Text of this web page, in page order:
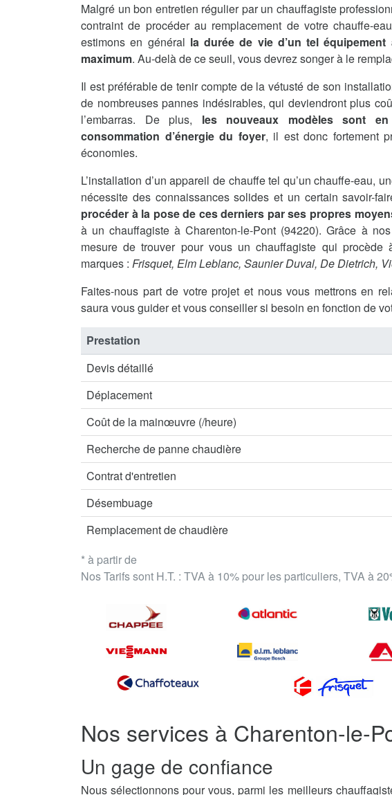
Malgré un bon entretien régulier par un chauffagiste
contraint de procéder au remplacement de votre chauffe-
estimons en général la durée de vie d’un tel
maximum. Au-delà de ce seuil, vous devrez songer à le
Il est préférable de tenir compte de la vétusté de son
de nombreuses pannes indésirables, qui deviendront plus
l’embarras. De plus, les nouveaux modèles sont
consommation d’énergie du foyer, il est donc fortement
économies.
L’installation d’un appareil de chauffe tel qu’un chauffe-eau,
nécessite des connaissances solides et un certain savoir-
procéder à la pose de ces derniers par ses propres
à un chauffagiste à Charenton-le-Pont (94220). Grâce à
mesure de trouver pour vous un chauffagiste qui procède
marques : Frisquet, Elm Leblanc, Saunier Duval, De Dietrich,
Faites-nous part de votre projet et nous vous mettrons en
saura vous guider et vous conseiller si besoin en fonction de
* à partir de
Nos Tarifs sont H.T. : TVA à 10% pour les particuliers, TVA à
Prestation
Devis détaillé
Déplacement
Coût de la mainœuvre (/heure)
Recherche de panne chaudière
Contrat d'entretien
Désembuage
Remplacement de chaudière
Nos services à Charenton-le-
Un gage de confiance
Nous sélectionnons pour vous, parmi les meilleurs